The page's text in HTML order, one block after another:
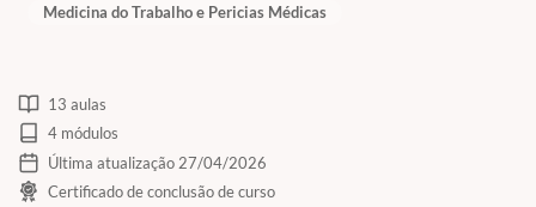
Medicina do Trabalho e Pericias Médicas
13 aulas
4 módulos
Última atualização 27/04/2026
Certificado de conclusão de curso